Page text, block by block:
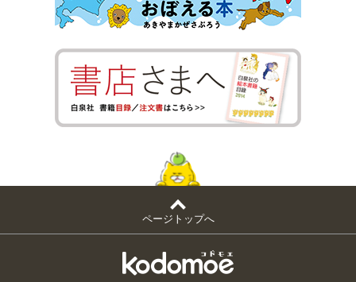
ページトップへ